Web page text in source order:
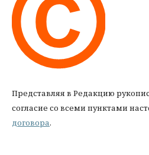
Представляя в Редакцию
согласие со всеми пунктами
договора.